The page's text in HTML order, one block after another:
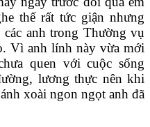
thế rất tức giận nhưng
anh trong Thường vụ
Vì anh lính này vừa mới
quen với cuộc sống
lương thực nên khi
xoài ngon ngọt anh đã